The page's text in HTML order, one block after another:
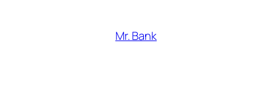
Mr. Bank